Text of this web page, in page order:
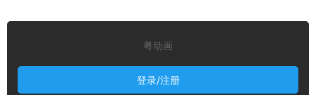
粤动画
登录/注册